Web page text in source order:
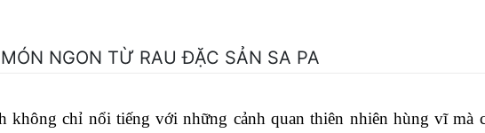
NGON TỪ RAU ĐẶC SẢN SA PA
không chỉ nổi tiếng với những cảnh quan thiên nhiên hùng vĩ mà